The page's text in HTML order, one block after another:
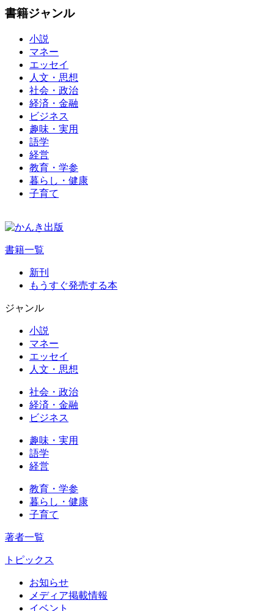
書籍ジャンル
小説
マネー
エッセイ
人文・思想
社会・政治
経済・金融
ビジネス
趣味・実用
語学
経営
教育・学参
暮らし・健康
子育て
書籍一覧
新刊
もうすぐ発売する本
ジャンル
小説
マネー
エッセイ
人文・思想
社会・政治
経済・金融
ビジネス
趣味・実用
語学
経営
教育・学参
暮らし・健康
子育て
著者一覧
トピックス
お知らせ
メディア掲載情報
イベント